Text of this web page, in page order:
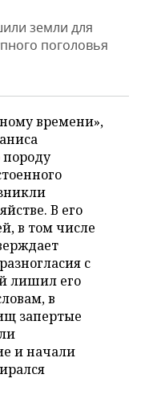
земли для
поголовья
времени»,
породу
В его
в том числе
с
лишил его
в
запертые
и начали